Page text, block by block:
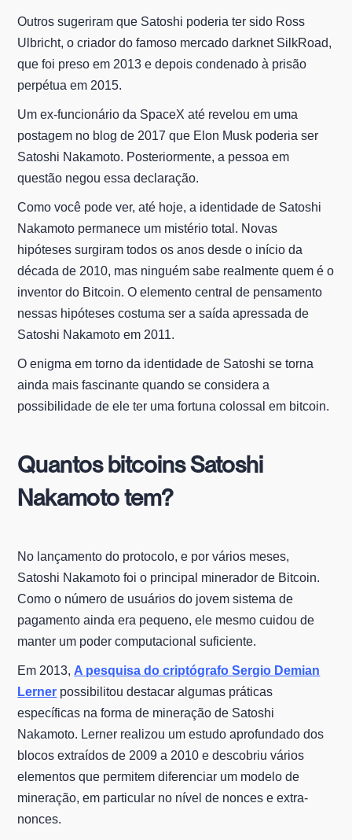
Outros sugeriram que Satoshi poderia ter sido Ross
Ulbricht, o criador do famoso mercado darknet SilkRoad,
que foi preso em 2013 e depois condenado à prisão
perpétua em 2015.
Um ex-funcionário da SpaceX até revelou em uma
postagem no blog de 2017 que Elon Musk poderia ser
Satoshi Nakamoto. Posteriormente, a pessoa em
questão negou essa declaração.
Como você pode ver, até hoje, a identidade de Satoshi
Nakamoto permanece um mistério total. Novas
hipóteses surgiram todos os anos desde o início da
década de 2010, mas ninguém sabe realmente quem é o
inventor do Bitcoin. O elemento central de pensamento
nessas hipóteses costuma ser a saída apressada de
Satoshi Nakamoto em 2011.
O enigma em torno da identidade de Satoshi se torna
ainda mais fascinante quando se considera a
possibilidade de ele ter uma fortuna colossal em bitcoin.
Quantos bitcoins Satoshi
Nakamoto tem?
No lançamento do protocolo, e por vários meses,
Satoshi Nakamoto foi o principal minerador de Bitcoin.
Como o número de usuários do jovem sistema de
pagamento ainda era pequeno, ele mesmo cuidou de
manter um poder computacional suficiente.
Em 2013, A pesquisa do criptógrafo Sergio Demian
Lerner possibilitou destacar algumas práticas
específicas na forma de mineração de Satoshi
Nakamoto. Lerner realizou um estudo aprofundado dos
blocos extraídos de 2009 a 2010 e descobriu vários
elementos que permitem diferenciar um modelo de
mineração, em particular no nível de nonces e extra-
nonces.